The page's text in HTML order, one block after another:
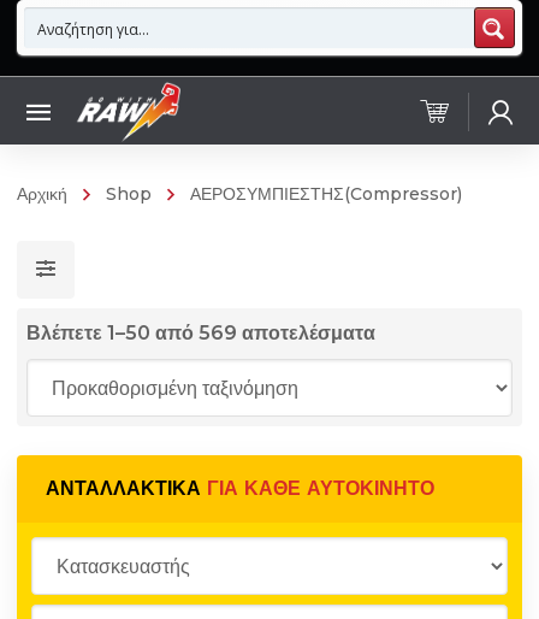
Αρχική Shop ΑΕΡΟΣΥΜΠΙΕΣΤΗΣ(Compressor)
Βλέπετε 1–50 από 569 αποτελέσματα
ΑΝΤΑΛΛΑΚΤΙΚΆ ΓΙΑ ΚΆΘΕ ΑΥΤΟΚΊΝΗΤΟ